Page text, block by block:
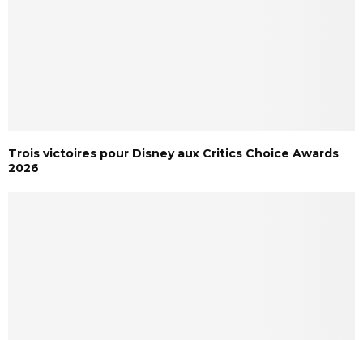
Trois victoires pour Disney aux Critics Choice Awards
2026